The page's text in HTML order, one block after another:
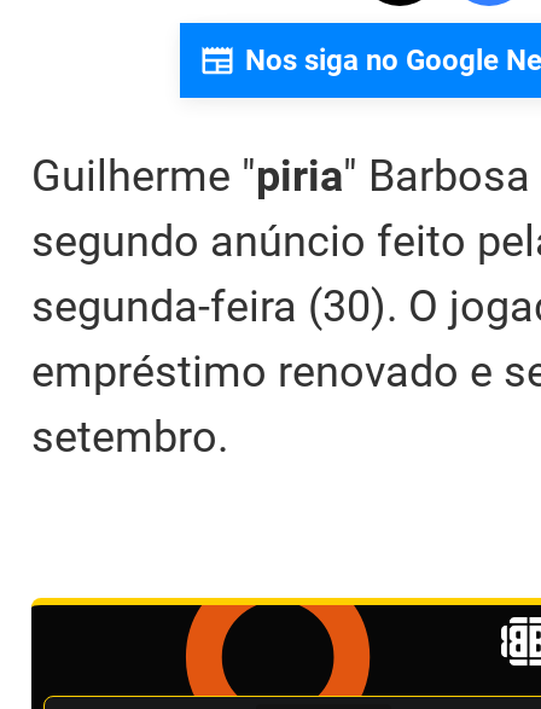
Nos siga no Google
Guilherme "piria"
segundo anúncio feito
segunda-feira (30). O
empréstimo renovado e
setembro.